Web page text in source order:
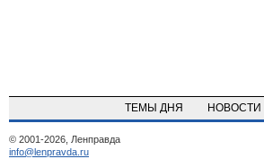
ТЕМЫ ДНЯ НОВОСТИ
© 2001-2026, Ленправда
info@lenpravda.ru